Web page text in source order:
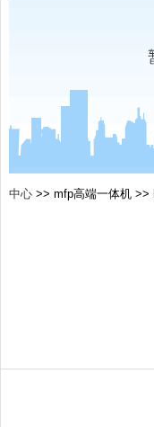
中心 >> mfp高端一体机 >>